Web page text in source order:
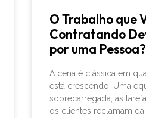
O Trabalho que
Contratando
por uma Pessoa?
A cena é clássica em
está crescendo. Uma
sobrecarregada, as
os clientes reclamam